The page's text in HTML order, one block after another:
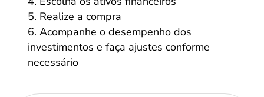
Realize a compra
Acompanhe o desempenho dos
investimentos e faça ajustes conforme
necessário